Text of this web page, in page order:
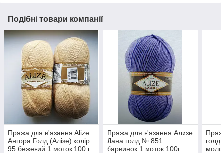
Подібні товари компанії
Пряжа для в'язання Alize
Ангора Голд (Алізе) колір
95 бежевий 1 моток 100 г
Пряжа для в'язання Ализе
Лана голд № 851
барвинок 1 моток 100г